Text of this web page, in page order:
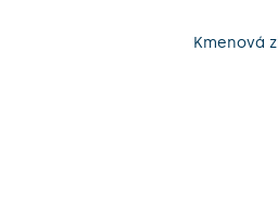
Kmenová